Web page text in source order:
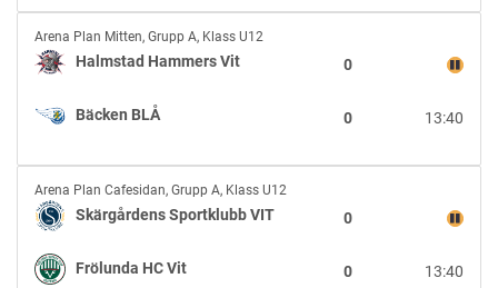
Strömstad
Halmstad
Hammers
Vit
Bäcken
Arena Plan Mitten, Grupp A, Klass U12
Halmstad Hammers Vit 0
Bäcken BLÅ 13:40
0
Skärgårdens
Sportklubb
VIT
vs
Frölunda
Arena Plan Cafesidan, Grupp A, Klass U12
Skärgårdens Sportklubb VIT 0
Frölunda HC Vit 13:40
0